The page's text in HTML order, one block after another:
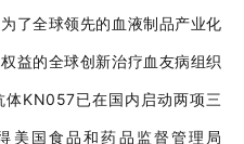
了全球领先的血液制品产业化
益的全球创新治疗血友病组织
KN057已在国内启动两项三
美国食品和药品监督管理局